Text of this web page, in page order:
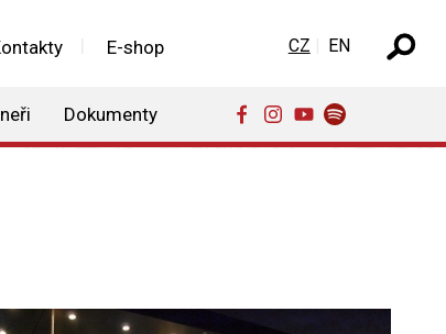
E-shop
Dokumenty
Zvolte jazyk
CZ EN